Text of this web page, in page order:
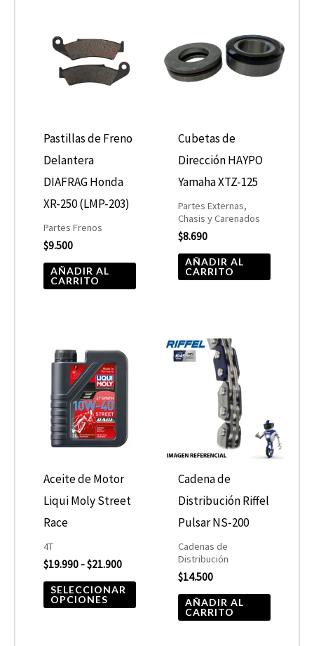
Pastillas de Freno
Delantera
DIAFRAG Honda
XR-250 (LMP-203)
Partes Frenos
$9.500
AÑADIR AL
CARRITO
Cubetas de
Dirección HAYPO
Yamaha XTZ-125
Partes Externas,
Chasis y Carenados
$8.690
AÑADIR AL
CARRITO
Aceite de Motor
Liqui Moly Street
Race
4T
$19.990 -$21.900
de
SELECCIONAR
OPCIONES
opciones
la
página
Cadena de
Distribución Riffel
Pulsar NS-200
Cadenas de
Distribución
$14.500
AÑADIR AL
CARRITO